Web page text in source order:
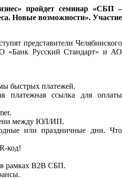
пройдет семинар «СБП –
Новые возможности». Участие
представители Челябинского
«Банк Русский Стандарт» и АО
быстрых платежей.
платежная ссылка для оплаты
между ЮЛ/ИП.
или праздничные дни. Что
код!
в рамках В2В СБП.